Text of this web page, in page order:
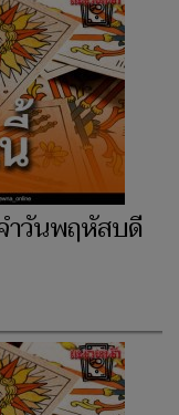
ำวันพฤหัสบดี